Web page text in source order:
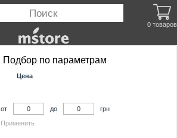
Подбор по параметрам
Цена
от до
грн
Применить
0 товаров